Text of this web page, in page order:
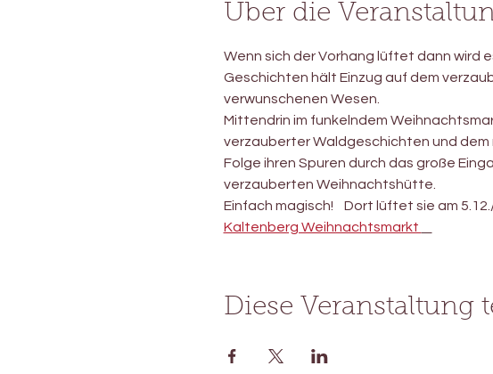
Über die
Wenn sich der Vorhang lüftet dann wird
Geschichten hält Einzug auf dem
verwunschenen Wesen.
Mittendrin im funkelndem
verzauberter Waldgeschichten und dem
Folge ihren Spuren durch das große
verzauberten Weihnachtshütte.
Einfach magisch!    Dort lüftet sie am
Kaltenberg Weihnachtsmarkt
Diese Veranstaltung